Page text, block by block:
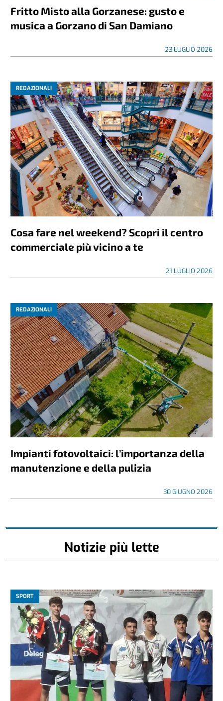
Fritto Misto alla Gorzanese: gusto e
musica a Gorzano di San Damiano
23 LUGLIO 2026
REDAZIONALI
Cosa fare nel weekend? Scopri il centro
commerciale più vicino a te
21 LUGLIO 2026
REDAZIONALI
Impianti fotovoltaici: l’importanza della
manutenzione e della pulizia
30 GIUGNO 2026
Notizie più lette
SPORT